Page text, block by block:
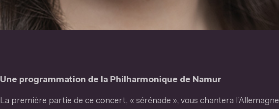
Une programmation de la Philharmonique de Namur
La première partie de ce concert, « sérénade », vous chantera l’Allemagne